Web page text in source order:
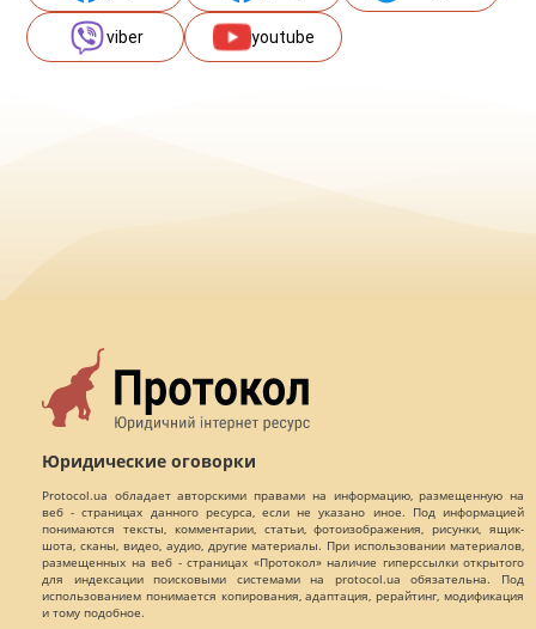
viber youtube
Юридические оговорки
Protocol.ua обладает авторскими правами на информацию, размещенную на
веб - страницах данного ресурса, если не указано иное. Под информацией
понимаются тексты, комментарии, статьи, фотоизображения, рисунки, ящик-
шота, сканы, видео, аудио, другие материалы. При использовании материалов,
размещенных на веб - страницах «Протокол» наличие гиперссылки открытого
для индексации поисковыми системами на protocol.ua обязательна. Под
использованием понимается копирования, адаптация, рерайтинг, модификация
и тому подобное.